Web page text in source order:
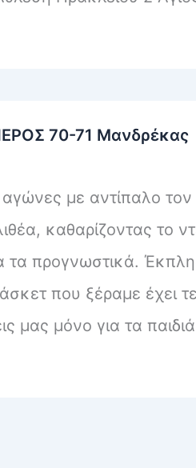
70-71 Μανδρέκας
με αντίπαλο
καθαρίζοντας το
τα προγνωστικά.
που ξέραμε έχει
μας μόνο για τα